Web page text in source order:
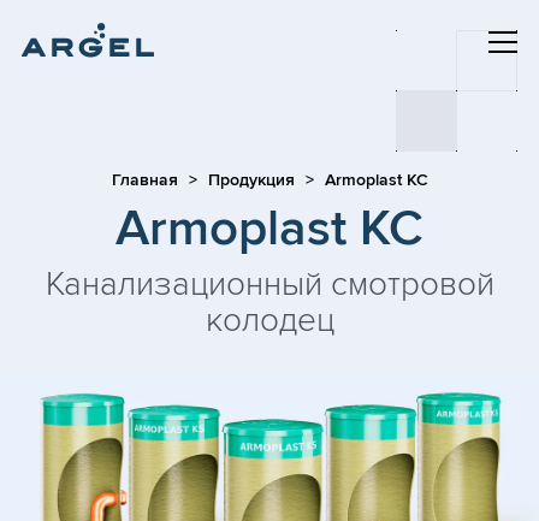
Главная Продукция Armoplast KC
Armoplast KC
Канализационный смотровой
колодец